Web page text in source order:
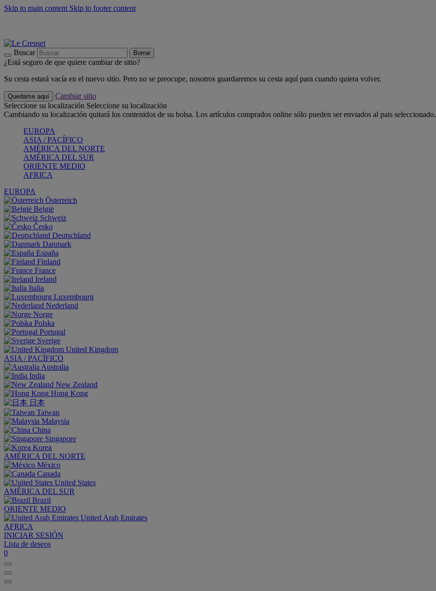
Skip to main content Skip to footer content
Buscar Borrar
¿Está seguro de que quiere cambiar de sitio?
Su cesta estará vacía en el nuevo sitio. Pero no se preocupe, nosotros guardaremos su cesta aquí para cuando quiera volver.
Quedarse aquí
Cambiar sitio
Seleccione su localización Seleccione su localización
Cambiando su localización quitará los contenidos de su bolsa. Los artículos comprados online sólo pueden ser enviados al pais seleccionado.
EUROPA
ASIA / PACÍFICO
AMÉRICA DEL NORTE
AMÉRICA DEL SUR
ORIENTE MEDIO
AFRICA
EUROPA
Österreich
België
Schweiz
Česko
Deutschland
Danmark
España
Finland
France
Ireland
Italia
Luxembourg
Nederland
Norge
Polska
Portugal
Sverige
United Kingdom
ASIA / PACÍFICO
Australia
India
New Zealand
Hong Kong
日本
Taiwan
Malaysia
China
Singapore
Korea
AMÉRICA DEL NORTE
México
Canada
United States
AMÉRICA DEL SUR
Brazil
ORIENTE MEDIO
United Arab Emirates
AFRICA
INICIAR SESIÓN
Lista de deseos
0